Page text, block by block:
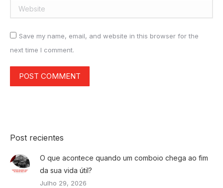
Website
Save my name, email, and website in this browser for the
next time I comment.
POST COMMENT
Post recientes
O que acontece quando um comboio chega ao fim
da sua vida útil?
Julho 29, 2026